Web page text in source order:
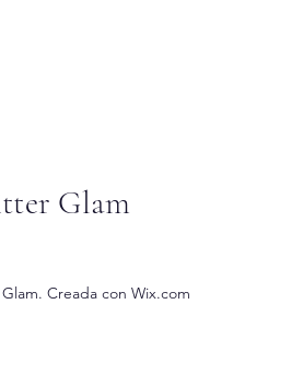
Glam
Creada con Wix.com